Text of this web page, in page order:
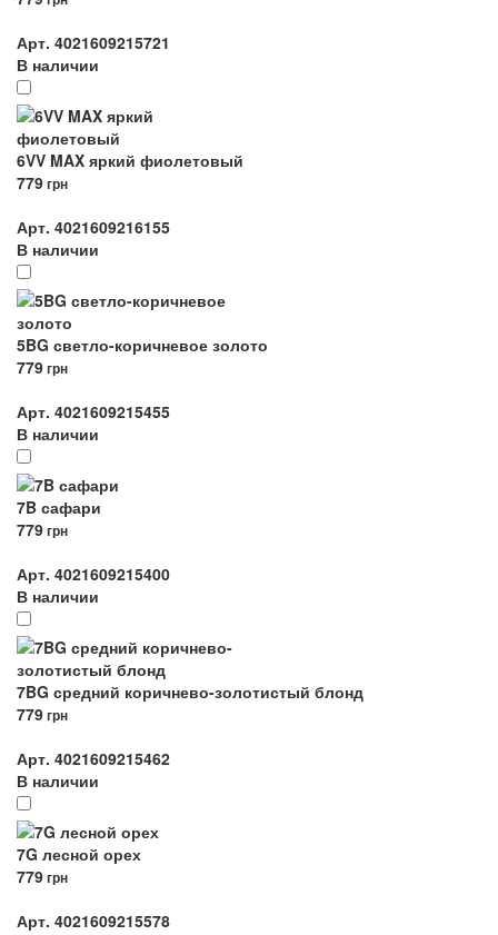
Арт. 4021609215721
В наличии
6VV MAX яркий фиолетовый
779грн
Арт. 4021609216155
В наличии
5BG светло-коричневое золото
779грн
Арт. 4021609215455
В наличии
7B сафари
779грн
Арт. 4021609215400
В наличии
7BG средний коричнево-золотистый блонд
779грн
Арт. 4021609215462
В наличии
7G лесной орех
779грн
Арт. 4021609215578